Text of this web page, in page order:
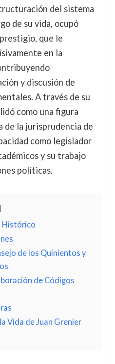
del sistema
de su vida, ocupó
que le
en la
y discusión de
A través de su
como una figura
de la jurisprudencia de
como legislador
y su trabajo
políticas.
Histórico
de los Quinientos y
de Códigos
Vida de Juan Grenier